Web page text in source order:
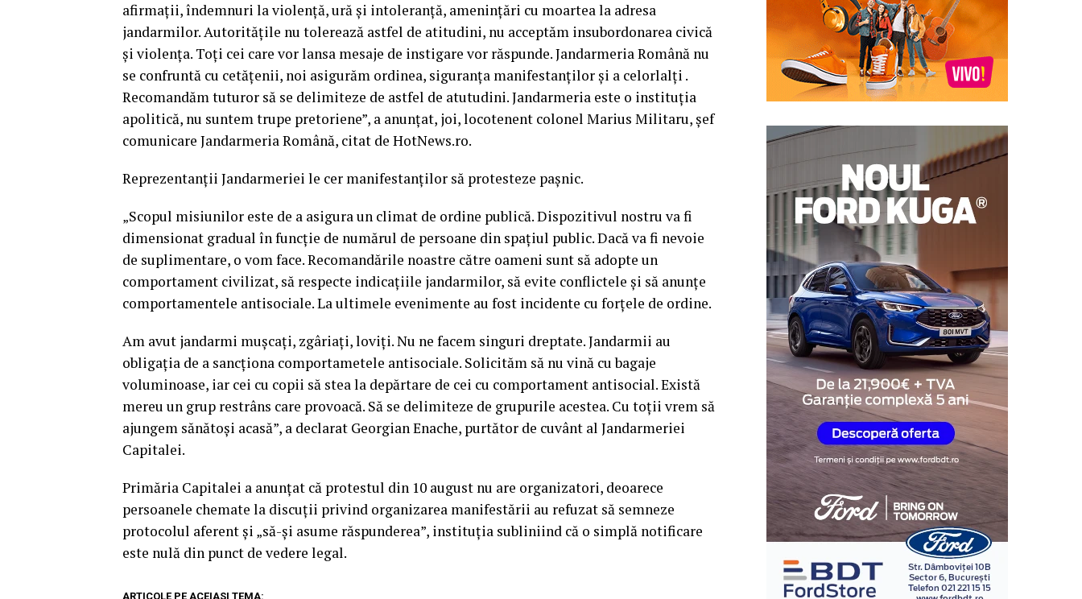
afirmaţii, îndemnuri la violenţă, ură şi intoleranţă, ameninţări cu moartea la adresa
jandarmilor. Autorităţile nu tolerează astfel de atitudini, nu acceptăm insubordonarea civică
şi violenţa. Toţi cei care vor lansa mesaje de instigare vor răspunde. Jandarmeria Română nu
se confruntă cu cetăţenii, noi asigurăm ordinea, siguranţa manifestanţilor şi a celorlalţi .
Recomandăm tuturor să se delimiteze de astfel de atutudini. Jandarmeria este o instituţia
apolitică, nu suntem trupe pretoriene”, a anunţat, joi, locotenent colonel Marius Militaru, şef
comunicare Jandarmeria Română, citat de HotNews.ro.
Reprezentanţii Jandarmeriei le cer manifestanţilor să protesteze paşnic.
„Scopul misiunilor este de a asigura un climat de ordine publică. Dispozitivul nostru va fi
dimensionat gradual în funcţie de numărul de persoane din spaţiul public. Dacă va fi nevoie
de suplimentare, o vom face. Recomandările noastre către oameni sunt să adopte un
comportament civilizat, să respecte indicaţiile jandarmilor, să evite conflictele şi să anunţe
comportamentele antisociale. La ultimele evenimente au fost incidente cu forţele de ordine.
Am avut jandarmi muşcaţi, zgâriaţi, loviţi. Nu ne facem singuri dreptate. Jandarmii au
obligaţia de a sancţiona comportametele antisociale. Solicităm să nu vină cu bagaje
voluminoase, iar cei cu copii să stea la depărtare de cei cu comportament antisocial. Există
mereu un grup restrâns care provoacă. Să se delimiteze de grupurile acestea. Cu toţii vrem să
ajungem sănătoşi acasă”, a declarat Georgian Enache, purtător de cuvânt al Jandarmeriei
Capitalei.
Primăria Capitalei a anunţat că protestul din 10 august nu are organizatori, deoarece
persoanele chemate la discuţii privind organizarea manifestării au refuzat să semneze
protocolul aferent şi „să-şi asume răspunderea”, instituţia subliniind că o simplă notificare
este nulă din punct de vedere legal.
ARTICOLE PE ACEIASI TEMA: